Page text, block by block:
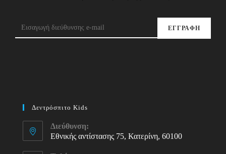
ΕΓΓΡΑΦΗ
Δεντρόσπιτο Kids
Διεύθυνση:
Εθνικής αντίστασης 75, Κατερίνη, 60100